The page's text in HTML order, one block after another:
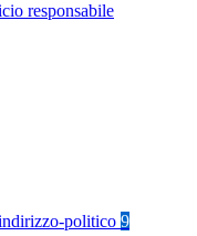
responsabile
politico 9